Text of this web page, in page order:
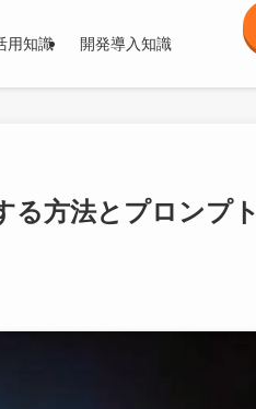
用知識 開発導入知識
る方法とプロンプト